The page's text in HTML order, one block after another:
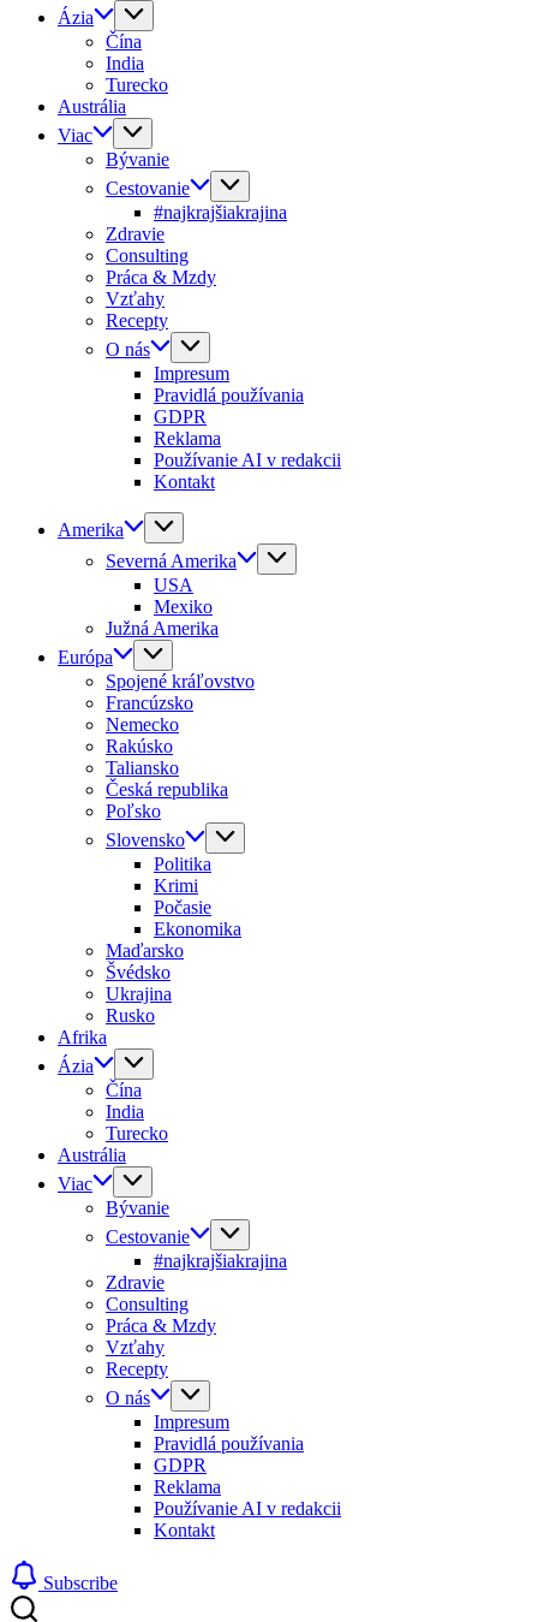
Ázia
Čína
India
Turecko
Austrália
Viac
Bývanie
Cestovanie
#najkrajšiakrajina
Zdravie
Consulting
Práca & Mzdy
Vzťahy
Recepty
O nás
Impresum
Pravidlá používania
GDPR
Reklama
Používanie AI v redakcii
Kontakt
Amerika
Severná Amerika
USA
Mexiko
Južná Amerika
Európa
Spojené kráľovstvo
Francúzsko
Nemecko
Rakúsko
Taliansko
Česká republika
Poľsko
Slovensko
Politika
Krimi
Počasie
Ekonomika
Maďarsko
Švédsko
Ukrajina
Rusko
Afrika
Ázia
Čína
India
Turecko
Austrália
Viac
Bývanie
Cestovanie
#najkrajšiakrajina
Zdravie
Consulting
Práca & Mzdy
Vzťahy
Recepty
O nás
Impresum
Pravidlá používania
GDPR
Reklama
Používanie AI v redakcii
Kontakt
Subscribe